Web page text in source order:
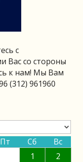
с
Вас со стороны
к нам! Мы Вам
(312) 961960
Пт Сб
Вс
1
2